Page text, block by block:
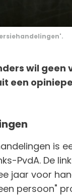
wil geen
een
is
PvdA. De
jaar voor
persoon"